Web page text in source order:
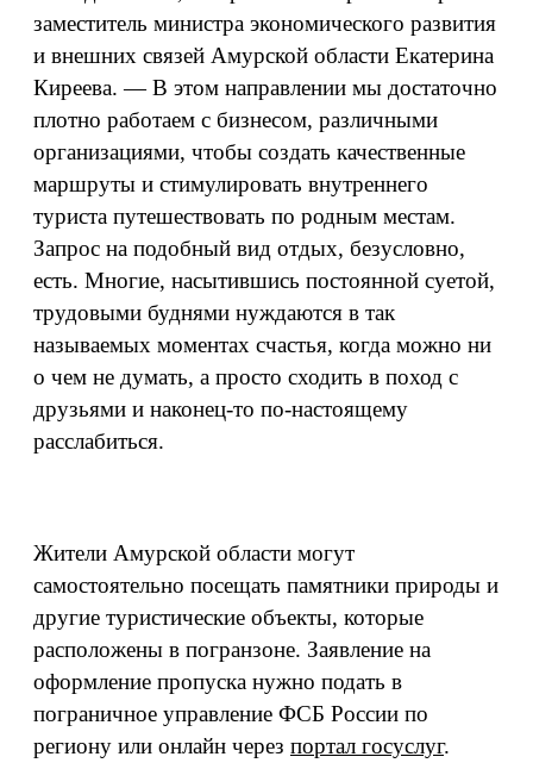
заместитель министра экономического развития
и внешних связей Амурской области Екатерина
Киреева. — В этом направлении мы достаточно
плотно работаем с бизнесом, различными
организациями, чтобы создать качественные
маршруты и стимулировать внутреннего
туриста путешествовать по родным местам.
Запрос на подобный вид отдых, безусловно,
есть. Многие, насытившись постоянной суетой,
трудовыми буднями нуждаются в так
называемых моментах счастья, когда можно ни
о чем не думать, а просто сходить в поход с
друзьями и наконец-то по-настоящему
расслабиться.
Жители Амурской области могут
самостоятельно посещать памятники природы и
другие туристические объекты, которые
расположены в погранзоне. Заявление на
оформление пропуска нужно подать в
пограничное управление ФСБ России по
региону или онлайн через портал госуслуг.